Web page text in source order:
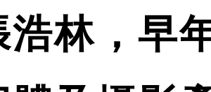
林，早